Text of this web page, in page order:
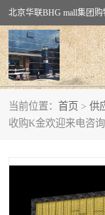
当前位置： 首页 > 供
收购K金欢迎来电咨询
回收黄金
回收翡翠玉石